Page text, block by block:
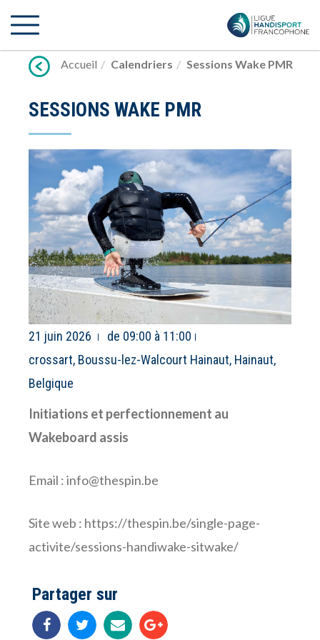
vers
Accueil
Calendriers Sessions Wake PMR
SESSIONS WAKE PMR
21 juin 2026
de 09:00 à 11:00
crossart, Boussu-lez-Walcourt Hainaut, Hainaut,
Belgique
Initiations et perfectionnement au
Wakeboard assis
Email : info@thespin.be
Site web : https://thespin.be/single-page-
activite/sessions-handiwake-sitwake/
Partager sur